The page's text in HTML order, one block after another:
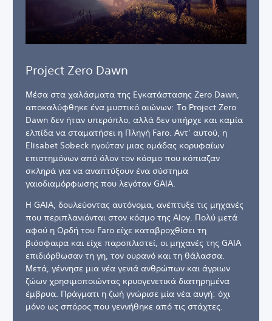
Project Zero Dawn
Μέσα στα χαλάσματα της Εγκατάστασης Zero Dawn,
αποκαλύφθηκε ένα μυστικό αιώνων: Το Project Zero
Dawn δεν ήταν υπερόπλο, αλλά δεν υπήρχε και καμία
ελπίδα να σταματήσει η Πληγή Faro. Αντ’ αυτού, η
Elisabet Sobeck ηγούταν μιας ομάδας κορυφαίων
επιστημόνων από όλον τον κόσμο που κόπιαζαν
σκληρά για να αναπτύξουν ένα σύστημα
γαιοδιαμόρφωσης που λεγόταν GAIA.
Η GAIA, δουλεύοντας αυτόνομα, ανέπτυξε τις μηχανές
που περιπλανιόνται στον κόσμο της Aloy. Πολύ μετά
αφού η Ορδή του Faro είχε καταβροχθίσει τη
βιόσφαιρα και είχε παροπλιστεί, οι μηχανές της GAIA
επιδιόρθωσαν τη γη, τον ουρανό και τη θάλασσα.
Μετά, γέννησε μια νέα γενιά ανθρώπων και άγριων
ζώων χρησιμοποιώντας κρυογενετικά διατηρημένα
έμβρυα. Πράγματι η ζωή γνώρισε μία νέα αυγή: όχι
μόνο ως σπόρος που γεννήθηκε από τις στάχτες.